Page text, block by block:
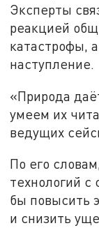
Эксперты
реакцией
катастрофы,
наступление.
«Природа
умеем их
ведущих
По его
технологий с
бы повысить
и снизить